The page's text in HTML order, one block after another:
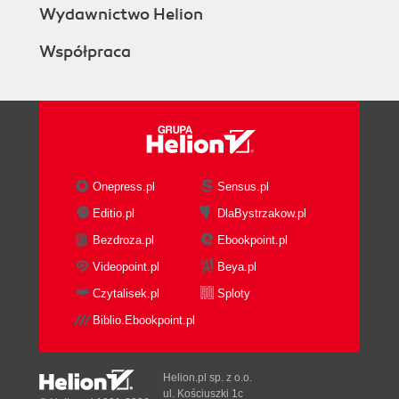
Finał ćwiczenia
8.1. Wstęp
8.2. Parametryczne przygotowanie modelu
8.3. Konwersja modelu
Rozdział 9. Inżynieria odwrotna
9.1. Wstęp
9.2. Fotogrametria
9.4. Edycja siatki w praktyce - szkic przekroju
siatki
Wydawnictwo Helion
Współpraca
Onepress.pl
Sensus.pl
Editio.pl
DlaBystrzakow.pl
Bezdroza.pl
Ebookpoint.pl
Videopoint.pl
Beya.pl
Czytalisek.pl
Sploty
Biblio.Ebookpoint.pl
Helion.pl sp. z o.o.
ul. Kościuszki 1c